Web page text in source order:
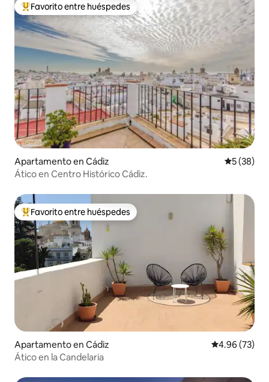
Favorito entre huéspedes preferido
Favorito entre huéspedes
Apartamento en Cádiz
5 (38)
Ático en Centro Histórico Cádiz.
Favorito entre huéspedes preferido
Favorito entre huéspedes
Apartamento en Cádiz Calificación
4.96 (73)
Ático en la Candelaria